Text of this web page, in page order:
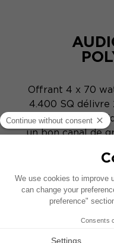
Offrant 4 x 70
4.400 SQ délivre
ohms en mode
un bon canal de
100 watts RMS)
types